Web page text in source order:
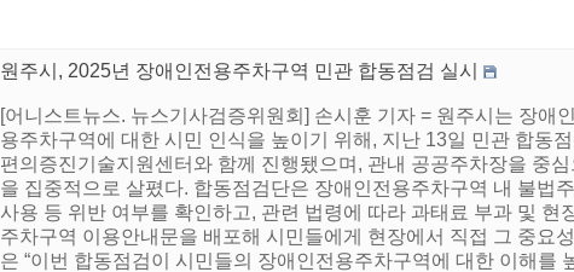
원주시, 2025년 장애인전용주차구역 민관 합동점검 실시
[어니스트뉴스. 뉴스기사검증위원회] 손시훈 기자 = 원주시는 장애
용주차구역에 대한 시민 인식을 높이기 위해, 지난 13일 민관 합동
편의증진기술지원센터와 함께 진행됐으며, 관내 공공주차장을 중
을 집중적으로 살폈다. 합동점검단은 장애인전용주차구역 내 불법
사용 등 위반 여부를 확인하고, 관련 법령에 따라 과태료 부과 및 현
주차구역 이용안내문을 배포해 시민들에게 현장에서 직접 그 중요
은 “이번 합동점검이 시민들의 장애인전용주차구역에 대한 이해를